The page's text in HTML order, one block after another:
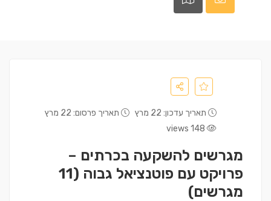
תאריך עדכון: 22 מרץ
תאריך פרסום: 22 מרץ
148 views
מגרשים להשקעה בכרתים –
פרויקט עם פוטנציאל גבוה (11
מגרשים)